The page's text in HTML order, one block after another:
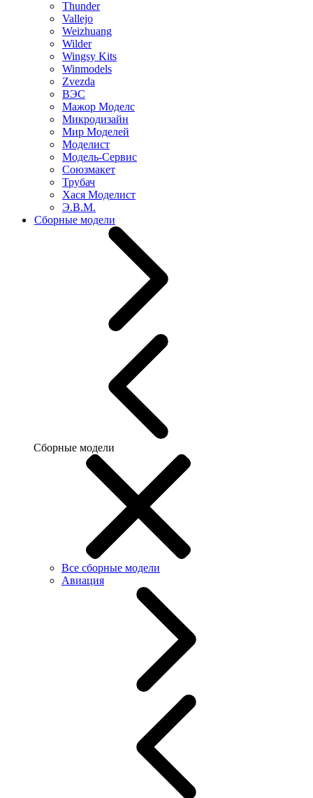
Thunder
Vallejo
Weizhuang
Wilder
Wingsy Kits
Winmodels
Zvezda
ВЭС
Мажор Моделс
Микродизайн
Мир Моделей
Моделист
Модель-Сервис
Союзмакет
Трубач
Хася Моделист
Э.В.М.
Сборные модели
Сборные модели
Все сборные модели
Авиация